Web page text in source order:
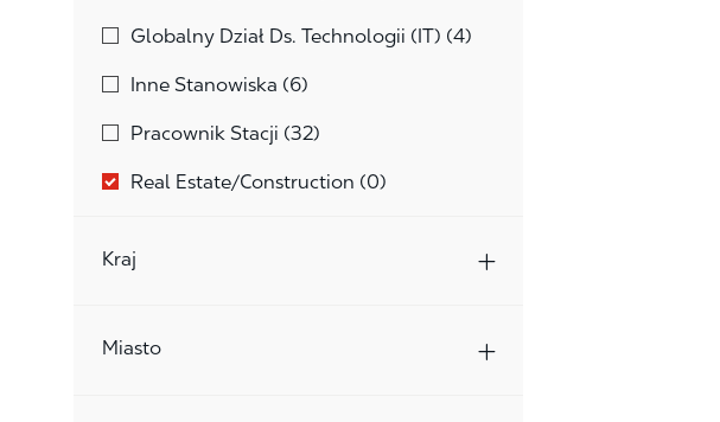
Globalny Dział Ds. Technologii (IT) (4)
Inne Stanowiska (6)
Pracownik Stacji (32)
Real Estate/Construction (0)
Kraj
Miasto